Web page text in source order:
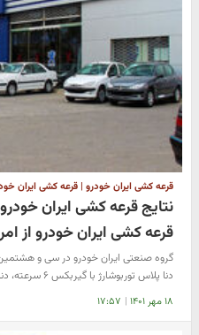
قرعه کشی ایران خودرو | قرعه کشی ایران خودرو 1401| قرعه کشی ایران خودرو
نتایج قرعه کشی ایران
قرعه کشی ایران خودرو از
گروه صنعتی ایران خودرو در سی و
دنا پلاس توربوشارژ با گیربکس ۶ سرعته، دنا…
۱۸ مهر ۱۴۰۱ | ۱۷:۵۷